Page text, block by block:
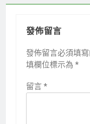
發佈留言
發佈留言必須填
填欄位標示為 *
留言 *